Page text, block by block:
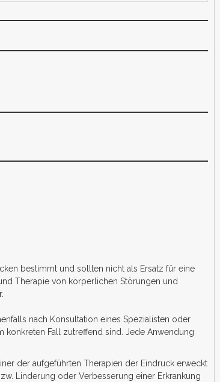
bestimmt und sollten nicht als Ersatz für eine
Therapie von körperlichen Störungen und
nach Konsultation eines Spezialisten oder
Fall zutreffend sind. Jede Anwendung
der aufgeführten Therapien der Eindruck erweckt
Linderung oder Verbesserung einer Erkrankung